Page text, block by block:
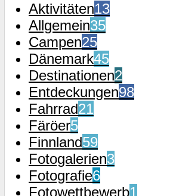
Aktivitäten13
Allgemein35
Campen25
Dänemark45
Destinationen2
Entdeckungen98
Fahrrad21
Färöer5
Finnland59
Fotogalerien3
Fotografie6
Fotowettbewerb1